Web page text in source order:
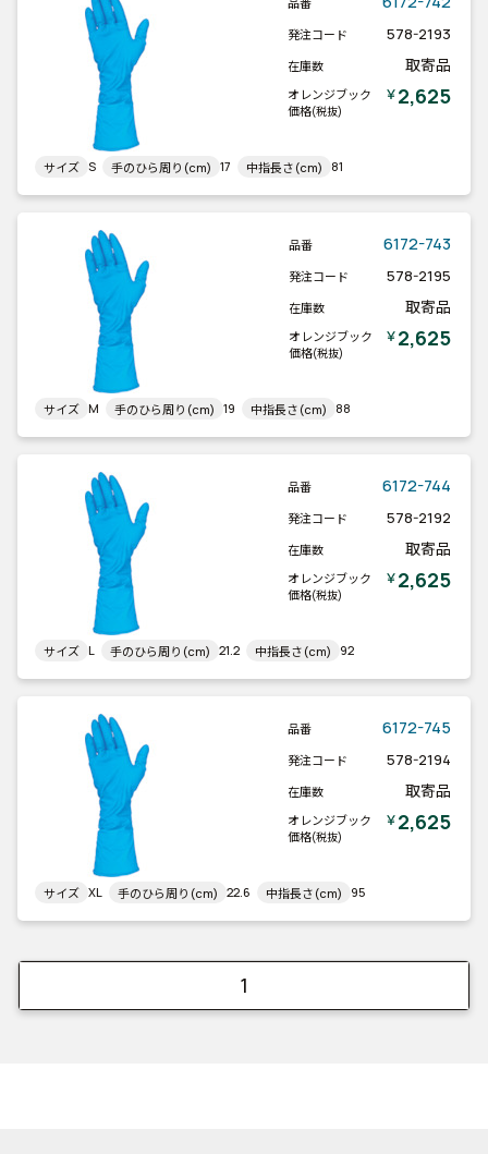
発注コード 578-2193
在庫数 取寄品
オレンジブック
価格(税抜)
￥2,625
サイズ S 手のひら周り(cm) 17 中指長さ(cm) 81
品番 6172-743
発注コード 578-2195
在庫数 取寄品
オレンジブック
価格(税抜)
￥2,625
サイズ M 手のひら周り(cm) 19 中指長さ(cm) 88
品番 6172-744
発注コード 578-2192
在庫数 取寄品
オレンジブック
価格(税抜)
￥2,625
サイズ L 手のひら周り(cm) 21.2 中指長さ(cm) 92
品番 6172-745
発注コード 578-2194
在庫数 取寄品
オレンジブック
価格(税抜)
￥2,625
サイズ XL 手のひら周り(cm) 22.6 中指長さ(cm) 95
1